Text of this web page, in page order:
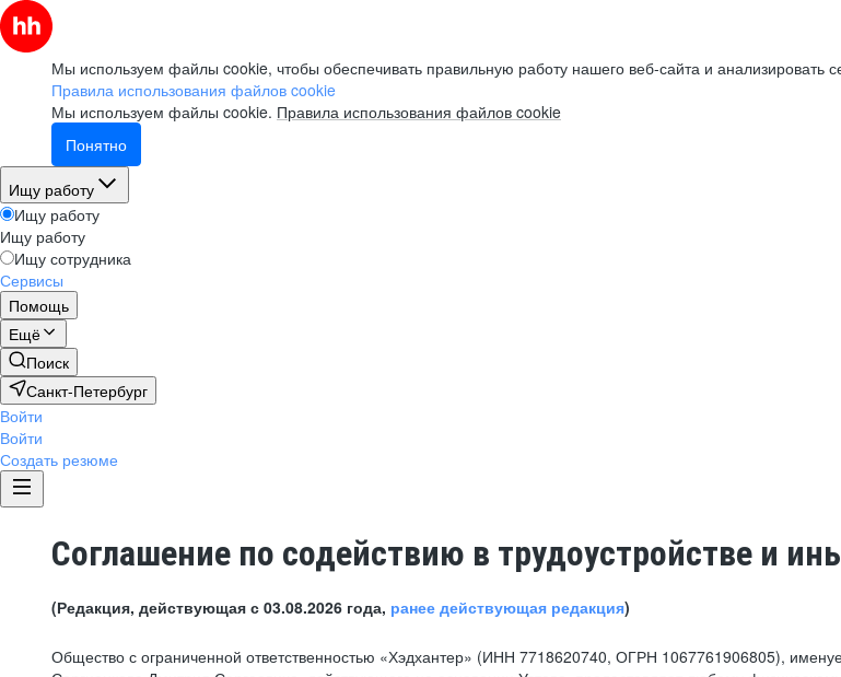
Мы используем файлы cookie, чтобы обеспечивать правильную работу нашего веб-сайта и анализировать
Правила использования файлов cookie
Мы используем файлы cookie. Правила использования файлов cookie
Понятно
Ищу работу
Ищу работу
Ищу работу
Ищу сотрудника
Сервисы
Помощь
Ещё
Поиск
Санкт-Петербург
Войти
Войти
Создать резюме
Соглашение по содействию в трудоустройстве и
(Редакция, действующая с 03.08.2026 года, ранее действующая редакция)
Общество с ограниченной ответственностью «Хэдхантер» (ИНН 7718620740, ОГРН 1067761906805),